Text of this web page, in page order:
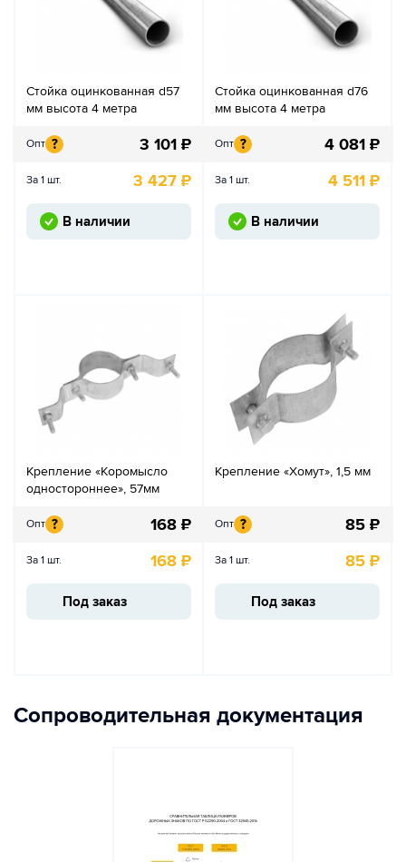
Стойка оцинкованная d57
мм высота 4 метра
Опт ? 3 101 ₽
За 1 шт. 3 427 ₽
В наличии
Стойка оцинкованная d76
мм высота 4 метра
Опт ? 4 081 ₽
За 1 шт. 4 511 ₽
В наличии
Крепление «Коромысло
одностороннее», 57мм
Опт ? 168 ₽
За 1 шт. 168 ₽
Под заказ
Крепление «Хомут», 1,5 мм
Опт ? 85 ₽
За 1 шт. 85 ₽
Под заказ
Сопроводительная документация